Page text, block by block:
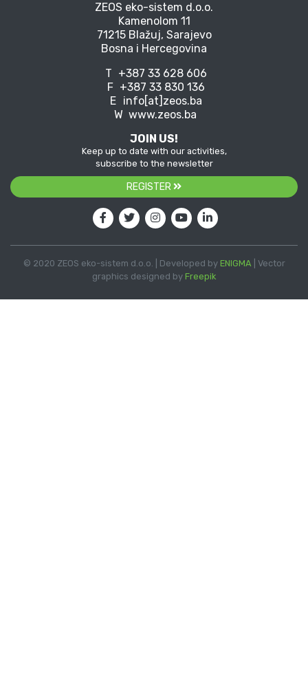
ZEOS eko-sistem d.o.o.
Kamenolom 11
71215 Blažuj, Sarajevo
Bosna i Hercegovina
T +387 33 628 606
F +387 33 830 136
E info[at]zeos.ba
W www.zeos.ba
JOIN US!
Keep up to date with our activities,
subscribe to the newsletter
REGISTER
© 2020 ZEOS eko-sistem d.o.o. | Developed by ENIGMA| Vector
graphics designed by Freepik